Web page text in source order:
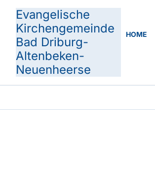
Evangelische
Kirchengemeinde
Bad Driburg-
Altenbeken-
Neuenheerse
HOME